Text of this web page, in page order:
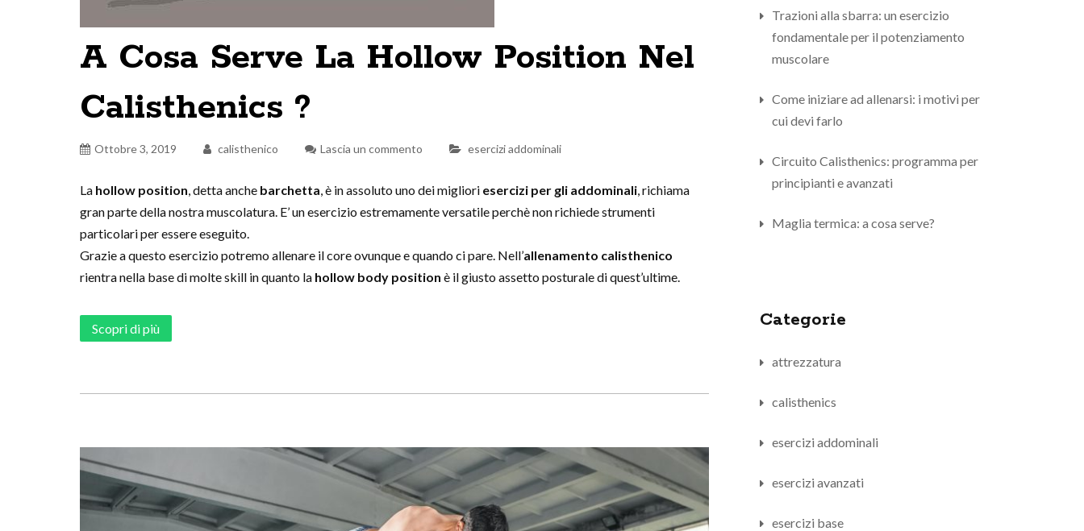
A Cosa Serve La Hollow Position Nel
Calisthenics ?
Ottobre 3, 2019 calisthenico Lascia un commento esercizi addominali
La hollow position, detta anche barchetta, è in assoluto uno dei migliori esercizi per gli addominali, richiama
gran parte della nostra muscolatura. E’ un esercizio estremamente versatile perchè non richiede strumenti
particolari per essere eseguito.
Grazie a questo esercizio potremo allenare il core ovunque e quando ci pare. Nell’allenamento calisthenico
rientra nella base di molte skill in quanto la hollow body position è il giusto assetto posturale di quest’ultime.
Scopri di più
Trazioni alla sbarra: un esercizio
fondamentale per il potenziamento
muscolare
Come iniziare ad allenarsi: i motivi per
cui devi farlo
Circuito Calisthenics: programma per
principianti e avanzati
Maglia termica: a cosa serve?
Categorie
attrezzatura
calisthenics
esercizi addominali
esercizi avanzati
esercizi base